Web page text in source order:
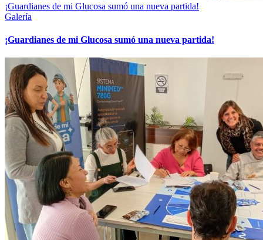
¡Guardianes de mi Glucosa sumó una nueva partida!
Galería
¡Guardianes de mi Glucosa sumó una nueva partida!